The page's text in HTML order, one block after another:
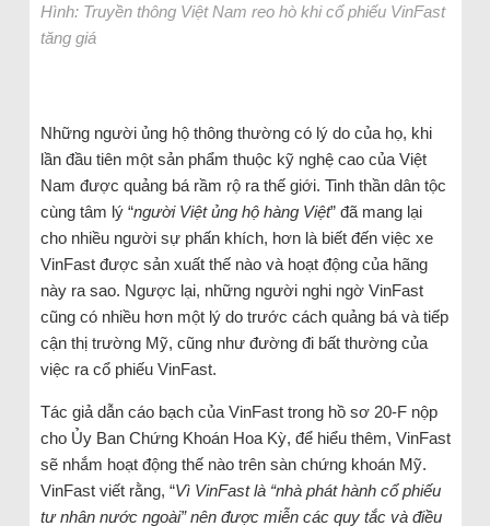
Hình: Truyền thông Việt Nam reo hò khi cổ phiếu VinFast
tăng giá
Những người ủng hộ thông thường có lý do của họ, khi
lần đầu tiên một sản phẩm thuộc kỹ nghệ cao của Việt
Nam được quảng bá rầm rộ ra thế giới. Tinh thần dân tộc
cùng tâm lý “người Việt ủng hộ hàng Việt” đã mang lại
cho nhiều người sự phấn khích, hơn là biết đến việc xe
VinFast được sản xuất thế nào và hoạt động của hãng
này ra sao. Ngược lại, những người nghi ngờ VinFast
cũng có nhiều hơn một lý do trước cách quảng bá và tiếp
cận thị trường Mỹ, cũng như đường đi bất thường của
việc ra cổ phiếu VinFast.
Tác giả dẫn cáo bạch của VinFast trong hồ sơ 20-F nộp
cho Ủy Ban Chứng Khoán Hoa Kỳ, để hiểu thêm, VinFast
sẽ nhắm hoạt động thế nào trên sàn chứng khoán Mỹ.
VinFast viết rằng, “Vì VinFast là “nhà phát hành cổ phiếu
tư nhân nước ngoài” nên được miễn các quy tắc và điều